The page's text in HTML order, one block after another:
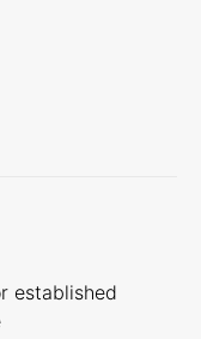
established